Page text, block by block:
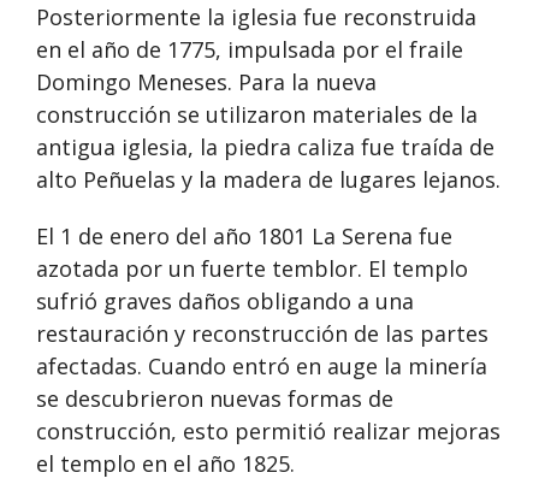
Posteriormente la iglesia fue reconstruida
en el año de 1775, impulsada por el fraile
Domingo Meneses. Para la nueva
construcción se utilizaron materiales de la
antigua iglesia, la piedra caliza fue traída de
alto Peñuelas y la madera de lugares lejanos.
El 1 de enero del año 1801 La Serena fue
azotada por un fuerte temblor. El templo
sufrió graves daños obligando a una
restauración y reconstrucción de las partes
afectadas. Cuando entró en auge la minería
se descubrieron nuevas formas de
construcción, esto permitió realizar mejoras
el templo en el año 1825.